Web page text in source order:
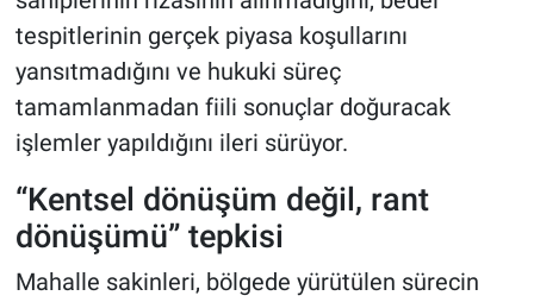
tespitlerinin gerçek piyasa koşullarını
yansıtmadığını ve hukuki süreç
tamamlanmadan fiili sonuçlar doğuracak
işlemler yapıldığını ileri sürüyor.
“Kentsel dönüşüm değil, rant
dönüşümü” tepkisi
Mahalle sakinleri, bölgede yürütülen sürecin